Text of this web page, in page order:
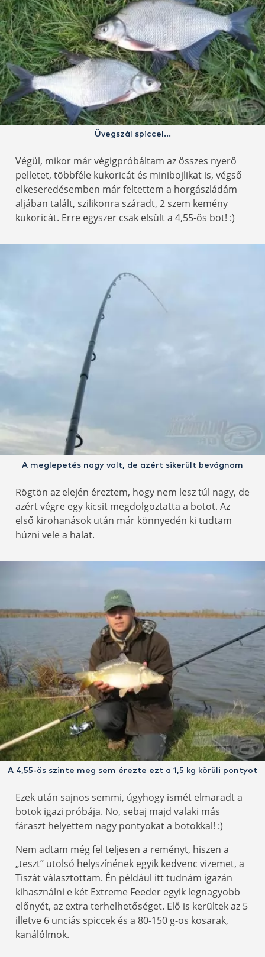
Üvegszál spiccel…
Végül, mikor már végigpróbáltam az összes nyerő
pelletet, többféle kukoricát és minibojlikat is, végső
elkeseredésemben már feltettem a horgászládám
aljában talált, szilikonra száradt, 2 szem kemény
kukoricát. Erre egyszer csak elsült a 4,55-ös bot! :)
A meglepetés nagy volt, de azért sikerült bevágnom
Rögtön az elején éreztem, hogy nem lesz túl nagy, de
azért végre egy kicsit megdolgoztatta a botot. Az
első kirohanások után már könnyedén ki tudtam
húzni vele a halat.
A 4,55-ös szinte meg sem érezte ezt a 1,5 kg körüli pontyot
Ezek után sajnos semmi, úgyhogy ismét elmaradt a
botok igazi próbája. No, sebaj majd valaki más
fáraszt helyettem nagy pontyokat a botokkal! :)
Nem adtam még fel teljesen a reményt, hiszen a
„teszt” utolsó helyszínének egyik kedvenc vizemet, a
Tiszát választottam. Én például itt tudnám igazán
kihasználni e két Extreme Feeder egyik legnagyobb
előnyét, az extra terhelhetőséget. Elő is kerültek az 5
illetve 6 unciás spiccek és a 80-150 g-os kosarak,
kanálólmok.